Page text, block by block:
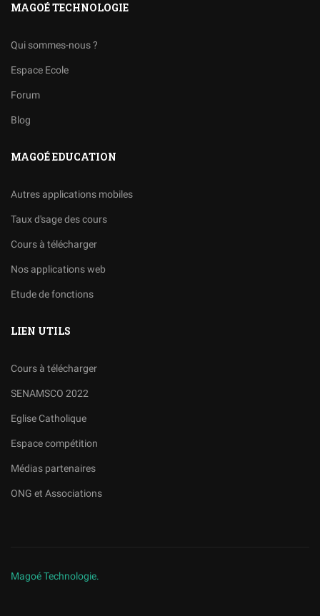
MAGOÉ TECHNOLOGIE
Qui sommes-nous ?
Espace Ecole
Forum
Blog
MAGOÉ EDUCATION
Autres applications mobiles
Taux d'sage des cours
Cours à télécharger
Nos applications web
Etude de fonctions
LIEN UTILS
Cours à télécharger
SENAMSCO 2022
Eglise Catholique
Espace compétition
Médias partenaires
ONG et Associations
Magoé Technologie.